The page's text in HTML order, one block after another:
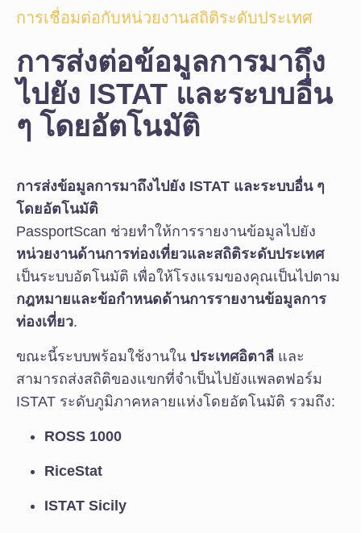
การเชื่อมต่อกับหน่วยงานสถิติระดับประเทศ
การส่งต่อข้อมูลการมาถึง
ไปยัง ISTAT และระบบอื่น
ๆ โดยอัตโนมัติ
การส่งข้อมูลการมาถึงไปยัง ISTAT และระบบอื่น ๆ
โดยอัตโนมัติ
PassportScan ช่วยทำให้การรายงานข้อมูลไปยัง
หน่วยงานด้านการท่องเที่ยวและสถิติระดับประเทศ
เป็นระบบอัตโนมัติ เพื่อให้โรงแรมของคุณเป็นไปตาม
กฎหมายและข้อกำหนดด้านการรายงานข้อมูลการ
ท่องเที่ยว.
ขณะนี้ระบบพร้อมใช้งานใน ประเทศอิตาลี และ
สามารถส่งสถิติของแขกที่จำเป็นไปยังแพลตฟอร์ม
ISTAT ระดับภูมิภาคหลายแห่งโดยอัตโนมัติ รวมถึง:
ROSS 1000
RiceStat
ISTAT Sicily